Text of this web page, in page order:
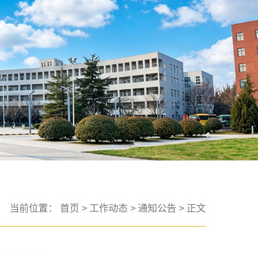
当前位置： 首页 > 工作动态 > 通知公告 > 正文